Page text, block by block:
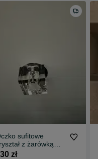
sufitowe
z żarówką
3 szt)
zł